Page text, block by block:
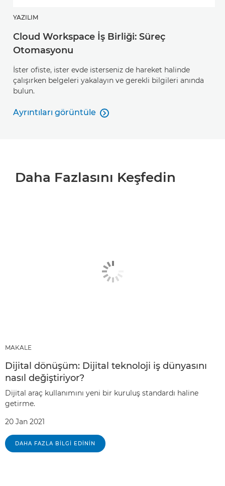
YAZILIM
Cloud Workspace İş Birliği: Süreç
Otomasyonu
İster ofiste, ister evde isterseniz de hareket halinde
çalışırken belgeleri yakalayın ve gerekli bilgileri anında
bulun.
Ayrıntıları görüntüle
Ayrıntıları görüntüle

Daha Fazlasını Keşfedin
MAKALE
Dijital dönüşüm: Dijital teknoloji iş dünyasını
nasıl değiştiriyor?
Dijital araç kullanımını yeni bir kuruluş standardı haline
getirme.
20 Jan 2021
DAHA FAZLA BILGI EDININ